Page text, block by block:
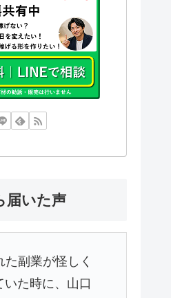
届いた声
副業が怪しく
た時に、山口